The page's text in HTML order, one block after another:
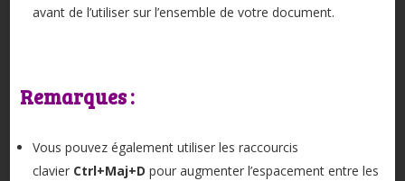
avant de l’utiliser sur l’ensemble de votre document.
Remarques :
Vous pouvez également utiliser les raccourcis
clavier Ctrl+Maj+D pour augmenter l’espacement entre les